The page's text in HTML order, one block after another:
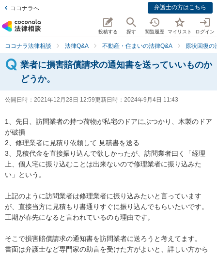
ココナラへ 弁護士の方はこちら
投稿する 探す 閲覧履歴 マイリスト ログイン
ココナラ法律相談 法律Q&A 不動産・住まいの法律Q&A 原状回復の
業者に損害賠償請求の通知書を送っていいものか
どうか。
公開日時： 2021年12月28日 12:59更新日時： 2024年9月4日 11:43
1、先日、訪問業者の持つ荷物が私宅のドアにぶつかり、木製のドア
が破損
2、修理業者に見積り依頼して 見積書を送る
3、見積代金を直接振り込んで欲しかったが、訪問業者曰く「経理
上、個人宅に振り込むことは出来ないので修理業者に振り込みた
い」という。
上記のように訪問業者は修理業者に振り込みたいと言っています
が、直接当方に見積もり書通りすぐに振り込んでもらいたいです。
工期が春先になると言われているのも理由です。
そこで損害賠償請求の通知書を訪問業者に送ろうと考えてます。
書面は弁護士など専門家の助言を受けた方がよいと、詳しい方から